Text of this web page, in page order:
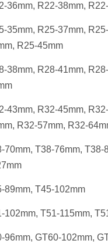
36mm, R22-38mm,
35mm, R25-37mm,
R25-45mm
38mm, R28-41mm,
43mm, R32-45mm,
R32-57mm, R32-
70mm, T38-76mm, T38-
89mm, T45-102mm
102mm, T51-115mm,
96mm, GT60-102mm,